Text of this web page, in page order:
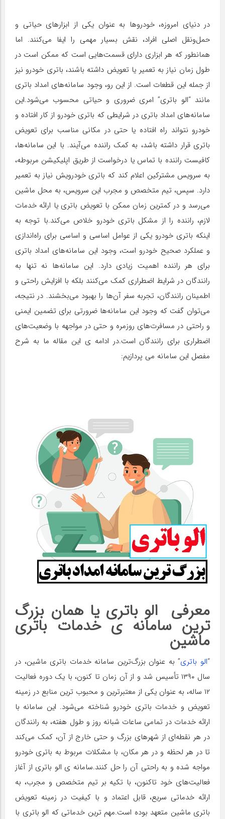
در دنیای امروزه، خودروها به عنوان یکی از ابزارهای حیاتی و
حمل‌ونقل اصلی افراد، نقش بسیار مهمی را ایفا می‌کنند. اما
همانطور که هر ابزاری دارای قسمت‌هایی است که ممکن است در
طول زمان نیاز به تعمیر یا تعویض داشته باشند، باتری خودرو نیز
از جمله این قطعات است. از این رو، وجود سامانه‌های امداد باتری
مانند “الو باتری” امری ضروری و حیاتی محسوب می‌شود.این
سامانه‌های امداد باتری در شرایطی که باتری خودرو از کار افتاده و
خودرو نتواند راه افتاده یا حتی در مکانی مناسب برای تعویض
باتری قرار داشته باشد، به کمک راننده می‌آیند. با این سامانه‌ها،
کافیست راننده با تماس یا درخواست از طریق اپلیکیشن مربوطه،
به سرویس مشترکین اعلام کند که باتری خودرویش نیاز به تعمیر
دارد. سپس، تیم متخصص و مجرب این سرویس، به محل ماشین
می‌رسد و در کمترین زمان ممکن با تعویض باتری یا ارائه خدمات
لازم، راننده را از مشکل باتری خودرو خلاص می‌کند.با توجه به
اینکه باتری خودرو یکی از عوامل اساسی و اساسی برای راه‌اندازی
و عملکرد صحیح خودرو است، وجود این سامانه‌های امداد باتری
برای هر راننده اهمیت زیادی دارد. این سامانه‌ها نه تنها به
رانندگان در شرایط اضطراری کمک می‌کنند بلکه با افزایش راحتی و
اطمینان رانندگان، تجربه سفر آن‌ها را بهبود می‌بخشند. در نتیجه،
می‌توان گفت که وجود این سامانه‌ها ضرورتی برای تضمین ایمنی
و راحتی در مسافرت‌های روزمره و حتی در مواجهه با وضعیت‌های
اضطراری برای رانندگان است.در ادامه ی این مقاله ما به شرح
مفصل این سامانه می پردازیم:
معرفی الو باتری یا همان بزرگ
ترین سامانه ی خدمات باتری
ماشین
“الو باتری” به عنوان بزرگ‌ترین سامانه خدمات باتری ماشین، در
سال ۱۳۹۰ تأسیس شد و از آن زمان تا کنون، با یک دوره فعالیت
۱۲ ساله، به عنوان یکی از معتبرترین و محبوب ترین منابع در زمینه
تعویض و خدمات باتری خودرو شناخته می‌شود. این سامانه با
ارائه خدمات در تمامی ساعات شبانه روز و طول هفته، به رانندگان
در هر نقطه‌ای از شهرهای بزرگ و حتی خارج از آن، کمک می‌کند
تا در هر لحظه و در هر مکان، با مشکلات مربوط به باتری خودرو
مواجه شده و به راحتی آن را حل کنند.سامانه ی الو باتری از آغاز
فعالیت‌های خود تاکنون، با تکیه بر تیم متخصص و مجرب، به
ارائه خدماتی سریع، قابل اعتماد و با کیفیت در زمینه تعویض
باتری ماشین متعهد بوده است.مهم ترین خدماتی که الو باتری با